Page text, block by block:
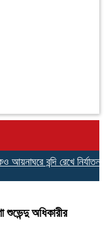
বন্দি রেখে নির্যাতন
শুভেন্দু অধিকারীর